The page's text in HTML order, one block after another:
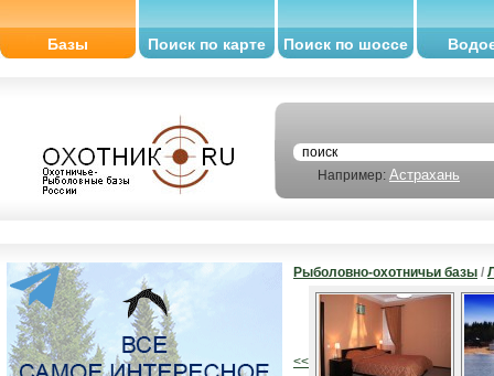
Базы Поиск по карте Поиск по шоссе
Например: Астрахань
Рыболовно-охотничьи базы /
<<